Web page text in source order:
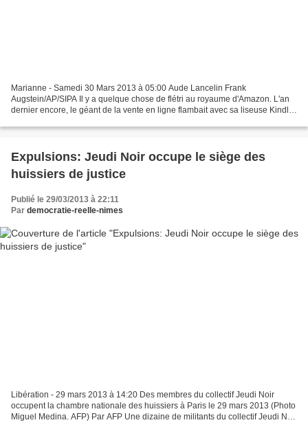
Marianne - Samedi 30 Mars 2013 à 05:00 Aude Lancelin Frank
Augstein/AP/SIPA Il y a quelque chose de flétri au royaume d'Amazon. L'an
dernier encore, le géant de la vente en ligne flambait avec sa liseuse Kindle
Expulsions: Jeudi Noir occupe le siège des
huissiers de justice
Publié le 29/03/2013 à 22:11
Par democratie-reelle-nimes
Libération - 29 mars 2013 à 14:20 Des membres du collectif Jeudi Noir
occupent la chambre nationale des huissiers à Paris le 29 mars 2013 (Photo
Miguel Medina. AFP) Par AFP Une dizaine de militants du collectif Jeudi Noir